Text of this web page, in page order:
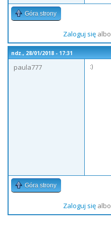
Góra strony
Zaloguj sięalbo
ndz., 28/01/2018 - 17:31
paula777
:)
Góra strony
Zaloguj sięalbo